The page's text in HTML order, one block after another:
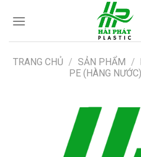
TRANG CHỦ / SẢN PHẨM /
PE (HÀNG NƯỚC)